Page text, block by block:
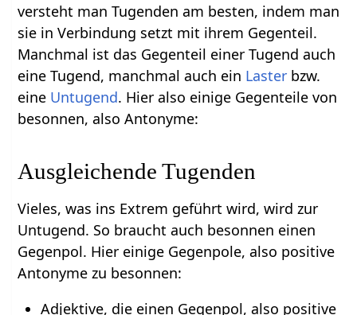
versteht man Tugenden am besten, indem man
sie in Verbindung setzt mit ihrem Gegenteil.
Manchmal ist das Gegenteil einer Tugend auch
eine Tugend, manchmal auch ein Laster bzw.
eine Untugend. Hier also einige Gegenteile von
besonnen, also Antonyme:
Ausgleichende Tugenden
Vieles, was ins Extrem geführt wird, wird zur
Untugend. So braucht auch besonnen einen
Gegenpol. Hier einige Gegenpole, also positive
Antonyme zu besonnen:
Adjektive, die einen Gegenpol, also positive